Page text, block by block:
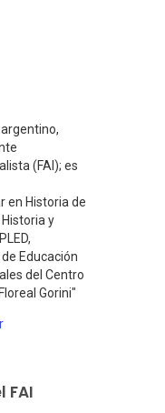
(FAI); es
en Historia de
y
Educación
del Centro
Gorini"
FAI